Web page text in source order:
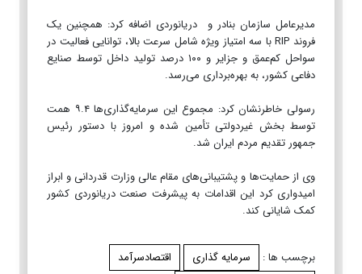
مدیرعامل سازمان بنادر و دریانوردی اضافه کرد: همچنین یک
فروند RIP با سه امتیاز ویژه شامل سرعت بالا، توانایی فعالیت در
سواحل کم‌عمق و جزایر و ۱۰۰ درصد تولید داخل توسط صنایع
دفاعی کشور، به بهره‌برداری می‌رسد.
رسولی خاطرنشان کرد: مجموع این سرمایه‌گذاری‌ها ۹.۴ همت
توسط بخش غیردولتی تأمین شده و امروز با دستور رئیس
جمهور تقدیم مردم ایران شد.
وی از حمایت‌ها و پشتیبانی‌های مقام عالی وزارت قدردانی و ابراز
امیدواری کرد این اقدامات به پیشرفت صنعت دریانوردی کشور
کمک شایانی کند.
برچسب ها : سرمایه ‌گذاری
اقتصادسرآمد